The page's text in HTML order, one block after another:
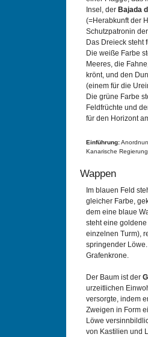
Insel, der Bajada
(=Herabkunft der
Schutzpatronin
Das Dreieck steht
Die weiße Farbe
Meeres, die
krönt, und den
(einem für die
Die grüne Farbe
Feldfrüchte und
für den Horizont
Einführung:
Kanarische
Wappen
Im blauen Feld
gleicher Farbe,
dem eine blaue
steht eine
einzelnen Turm),
springender
Grafenkrone.
Der Baum ist der
urzeitlichen
versorgte, indem
Zweigen in Form
Löwe
von Kastilien und